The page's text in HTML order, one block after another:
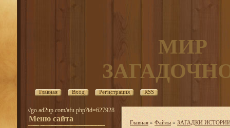
МИР
Главная Вход Регистрация RSS
//go.ad2up.com/afu.php?id=627928
Меню сайта Главная » Файлы » ЗАГАДКИ